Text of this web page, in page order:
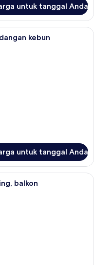
untuk tanggal Anda
kebun
untuk tanggal Anda
meja kerja, tirai kedap
balkon